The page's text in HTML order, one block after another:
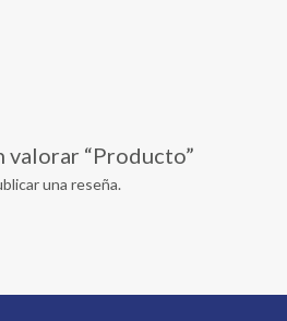
valorar “Producto”
una reseña.